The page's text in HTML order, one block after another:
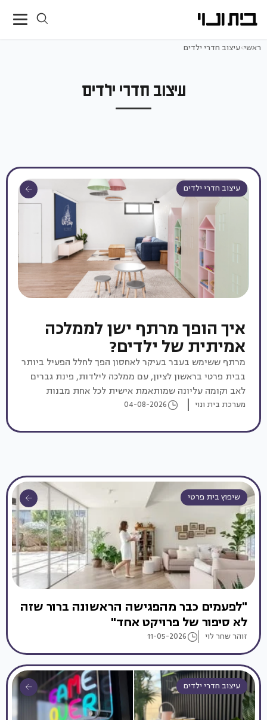
ראשי>עיצוב חדרי ילדים
עיצוב חדרי ילדים
עיצוב חדרי ילדים
איך הופך מרתף ישן לממלכה
אמיתית של ילדים?
מרתף ששימש בעבר בעיקר לאחסון הפך לחלל הפעיל ביותר
בבית פרטי בראשון לציון, עם ממלכה לילדות, פינת גברים
לאב וקומה עליונה שמותאמת אישית לכל אחת מבנות
המשפחה
מערכת בית ונוי 04-08-2026
שיפוץ בית פרטי
"לפעמים כבר מהפגישה הראשונה ברור שזה
לא סיפור של פרויקט אחד"
זוהר שחר לוי 11-05-2026
עיצוב חדרי ילדים